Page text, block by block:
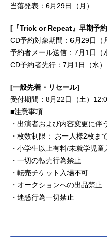
当落発表：6月29日（月）
[『Trick or Repeat』早期予
CD予約対象期間：6月29日（
予約者メール送信：7月1日（
CD予約者先行：7月1日（水
[一般先着・リセール]
受付期間：8月22日（土）
■注意事項
・出演者および内容変更に伴
・枚数制限： お一人様2枚ま
・小学生以上有料/未就学児童
・一切の転売行為禁止
・転売チケット入場不可
・オークションへの出品禁止
・迷惑行為一切禁止